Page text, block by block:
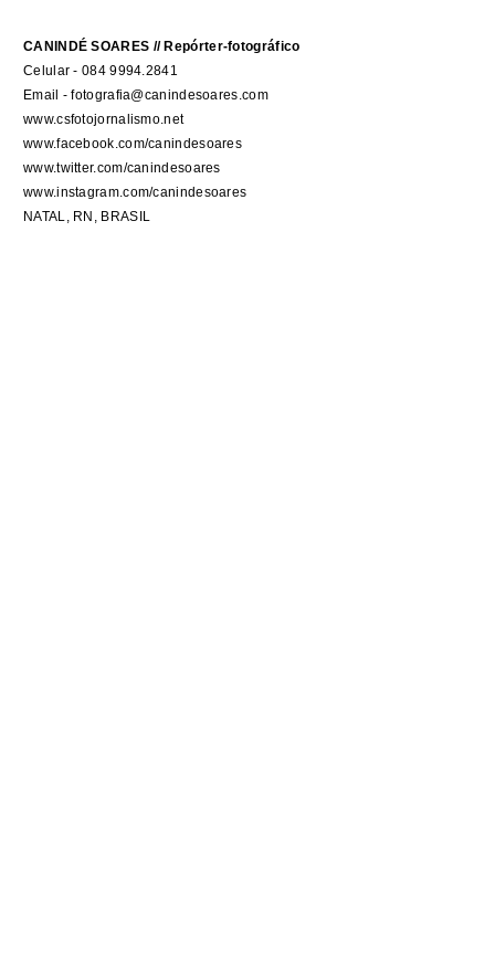
CANINDÉ SOARES // Repórter-fotográfico
Celular - 084 9994.2841
Email - fotografia@canindesoares.com
www.csfotojornalismo.net
www.facebook.com/canindesoares
www.twitter.com/canindesoares
www.instagram.com/canindesoares
NATAL, RN, BRASIL